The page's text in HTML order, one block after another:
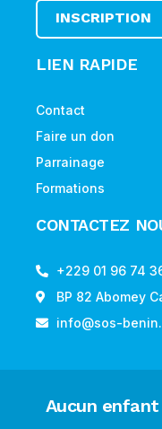
INSCRIPTION
LIEN RAPIDE
Contact
Faire un don
Parrainage
Formations
CONTACTEZ
+229 01 96 74
BP 82 Abomey
info@sos-
Aucun